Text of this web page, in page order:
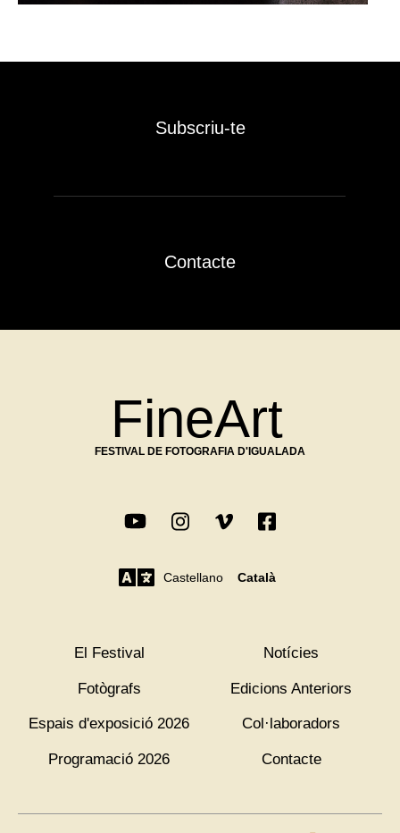
Subscriu-te
Contacte
FineArt
FESTIVAL DE FOTOGRAFIA D'IGUALADA
Castellano Català
El Festival
Fotògrafs
Espais d'exposició 2026
Programació 2026
Notícies
Edicions Anteriors
Col·laboradors
Contacte